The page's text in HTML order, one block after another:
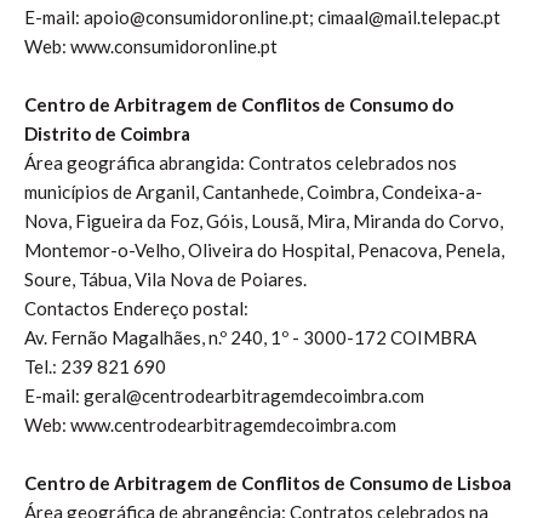
E-mail: apoio@consumidoronline.pt; cimaal@mail.telepac.pt
Web: www.consumidoronline.pt
Centro de Arbitragem de Conflitos de Consumo do
Distrito de Coimbra
Área geográfica abrangida: Contratos celebrados nos
municípios de Arganil, Cantanhede, Coimbra, Condeixa-a-
Nova, Figueira da Foz, Góis, Lousã, Mira, Miranda do Corvo,
Montemor-o-Velho, Oliveira do Hospital, Penacova, Penela,
Soure, Tábua, Vila Nova de Poiares.
Contactos Endereço postal:
Av. Fernão Magalhães, n.º 240, 1º - 3000-172 COIMBRA
Tel.: 239 821 690
E-mail: geral@centrodearbitragemdecoimbra.com
Web: www.centrodearbitragemdecoimbra.com
Centro de Arbitragem de Conflitos de Consumo de Lisboa
Área geográfica de abrangência: Contratos celebrados na